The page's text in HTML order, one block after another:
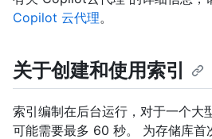
Copilot 云代理。
关于创建和使用索引
索引编制在后台运行，对于一个大
可能需要最多 60 秒。 为存储库首